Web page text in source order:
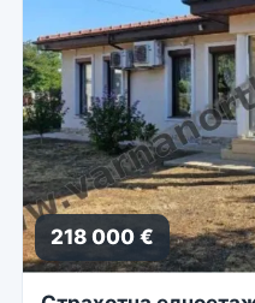
218 000 €